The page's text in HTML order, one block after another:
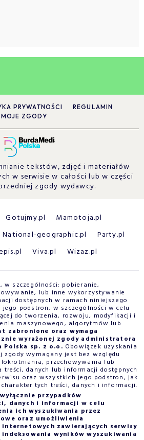
PRYWATNOŚCI
REGULAMIN
MOJE ZGODY
tekstów, zdjęć i materiałów
w serwisie w całości lub w części
zgody wydawcy.
Gotujmy.pl
Mamotoja.pl
National-geographic.pl
Party.pl
Viva.pl Wizaz.pl
w szczególności: pobieranie,
lub inne wykorzystywanie
dostępnych w ramach niniejszego
podstron, w szczególności w celu
do tworzenia, rozwoju, modyfikacji i
maszynowego, algorytmów lub
zabronione oraz wymaga
wyrażonej zgody administratora
Polska sp. z o.o. Obowiązek uzyskania
zgody wymagany jest bez względu
przechowywania lub
danych lub informacji dostępnych
oraz wszystkich jego podstron, jak
tych treści, danych i informacji.
przypadków
danych i informacji w celu
ich wyszukiwania przez
oraz umożliwienia
zawierających serwisy
wyników wyszukiwania